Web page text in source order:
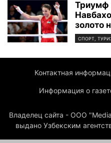
Триумф
золото
СПОРТ,
Контактная
Информация о
Владелец сайта - ООО
выдано Узбекским